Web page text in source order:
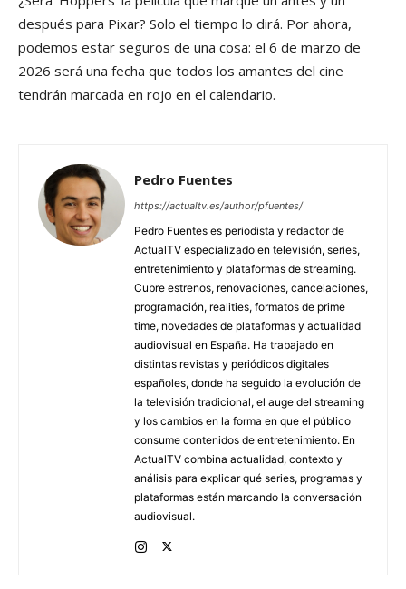
después para Pixar? Solo el tiempo lo dirá. Por ahora,
podemos estar seguros de una cosa: el 6 de marzo de
2026 será una fecha que todos los amantes del cine
tendrán marcada en rojo en el calendario.
Pedro Fuentes
https://actualtv.es/author/pfuentes/
Pedro Fuentes es periodista y redactor de
ActualTV especializado en televisión, series,
entretenimiento y plataformas de streaming.
Cubre estrenos, renovaciones, cancelaciones,
programación, realities, formatos de prime
time, novedades de plataformas y actualidad
audiovisual en España. Ha trabajado en
distintas revistas y periódicos digitales
españoles, donde ha seguido la evolución de
la televisión tradicional, el auge del streaming
y los cambios en la forma en que el público
consume contenidos de entretenimiento. En
ActualTV combina actualidad, contexto y
análisis para explicar qué series, programas y
plataformas están marcando la conversación
audiovisual.